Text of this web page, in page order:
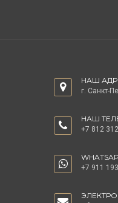
НАШ
г. Санкт-
НАШ
+7 812
+7 911